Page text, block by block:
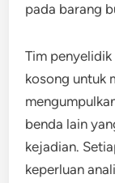
pada barang
Tim
kosong untuk
benda lain
kejadian.
keperluan